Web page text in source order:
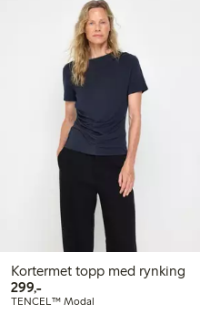
Kortermet topp med rynking
299,-299,00 kr
TENCEL™ Modal